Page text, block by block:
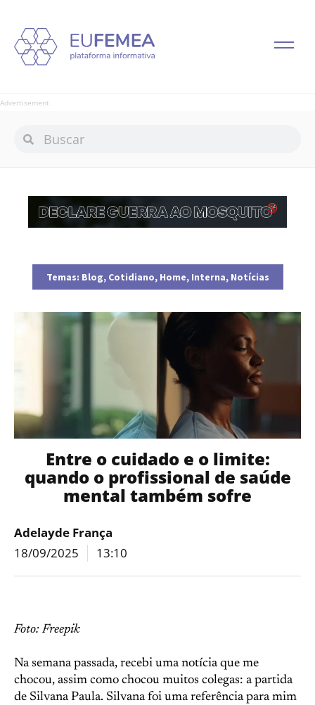
Advertisement
Temas: Blog, Cotidiano, Home, Interna, Notícias
Entre o cuidado e o limite:
quando o profissional de saúde
mental também sofre
Adelayde França
18/09/2025
13:10
Foto: Freepik
Na semana passada, recebi uma notícia que me
chocou, assim como chocou muitos colegas: a partida
de Silvana Paula. Silvana foi uma referência para mim